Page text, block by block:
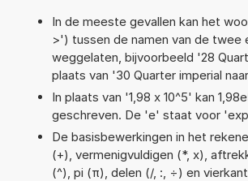
In de meeste gevallen kan het
>') tussen de namen van de twee
weggelaten, bijvoorbeeld '28
plaats van '30 Quarter imperial
In plaats van '1,98 x 10^5' kan
geschreven. De 'e' staat voor
De basisbewerkingen in het
(+), vermenigvuldigen (*, x),
(^), pi (π), delen (/, :, ÷) en